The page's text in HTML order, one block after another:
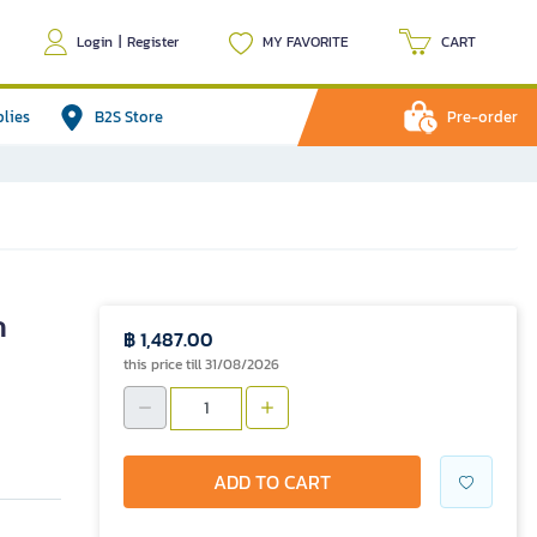
Login | Register MY FAVORITE CART
B2S Store Pre-order
฿ 1,487.00
this price till 31/08/2026
ADD TO CART